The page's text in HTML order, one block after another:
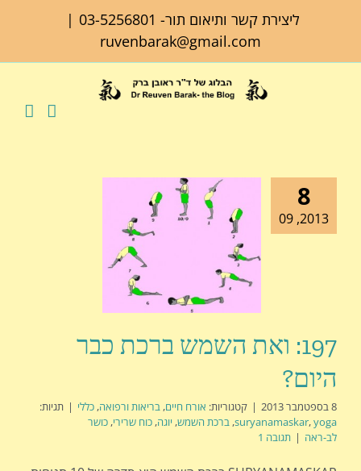
ליצירת קשר ותיאום תור- 03-5256801
|
ruvenbarak@gmail.com
8
2013, 09
197: ואת השמש ברכת כבר
היום?
8 בספטמבר 2013 | קטגוריות: אורח חיים, בריאות ורפואה, כללי | תגיות:
suryanamaskar,yoga
, ברכת השמש, יוגה, כוח שרירי, כושר
לב-ראה | תגובה 1